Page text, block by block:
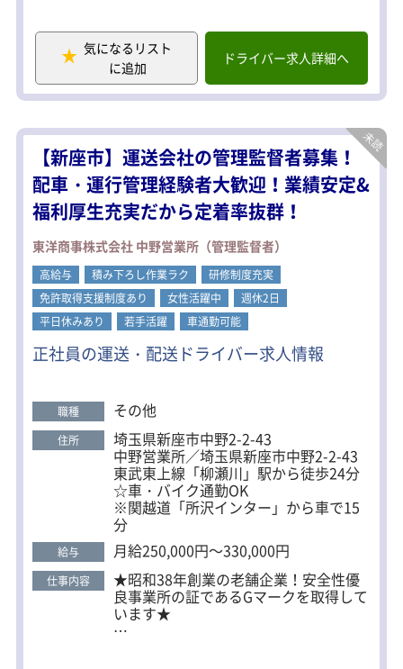
健康管理や環境管理
■労務管理・点呼業務
■簡単なPC入力業務
気になるリスト
に追加
ドライバー求人詳細へ
【新座市】運送会社の管理監督者募集！
配車・運行管理経験者大歓迎！業績安定&
福利厚生充実だから定着率抜群！
東洋商事株式会社 中野営業所（管理監督者）
高給与 積み下ろし作業ラク
研修制度充実
免許取得支援制度あり
女性活躍中
週休2日
平日休みあり
若手活躍 車通勤可能
正社員の運送・配送ドライバー求人情報
職種 その他
住所 埼玉県新座市中野2-2-43
中野営業所／埼玉県新座市中野2-2-43
東武東上線「柳瀬川」駅から徒歩24分
☆車・バイク通勤OK
※関越道「所沢インター」から車で15
分
給与 月給250,000円～330,000円
仕事内容 ★昭和38年創業の老舗企業！安全性優
良事業所の証であるGマークを取得して
います★